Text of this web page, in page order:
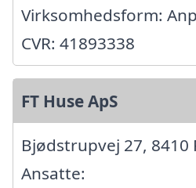
Virksomhedsform:
CVR: 41893338
FT Huse ApS
Bjødstrupvej 27, 8410
Ansatte: